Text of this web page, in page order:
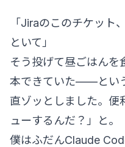
「Jiraのこのチケット
といて」
そう投げて昼ごはんを
本できていた——とい
直ゾッとしました。便
ューするんだ？」と。
僕はふだんClaude